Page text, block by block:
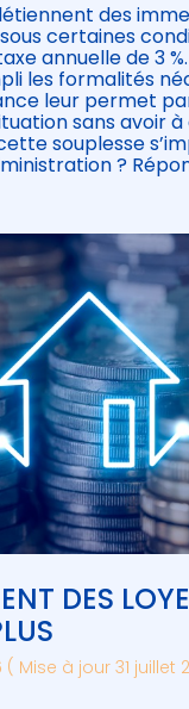
des
certaines
annuelle de 3
les formalités
leur permet
sans avoir
souplesse
?
DES
( Mise à jour 31 juillet